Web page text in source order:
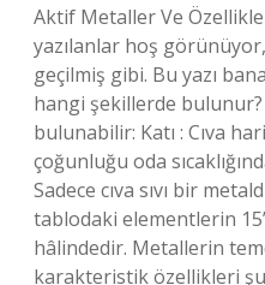
Aktif Metaller Ve
yazılanlar hoş
geçilmiş gibi. Bu yazı
hangi şekillerde
bulunabilir: Katı : Cıva
çoğunluğu oda
Sadece cıva sıvı bir
tablodaki elementlerin
hâlindedir. Metallerin
karakteristik özellikleri